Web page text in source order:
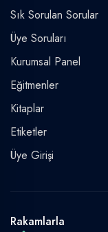
Sık Sorulan Sorular
Üye Soruları
Kurumsal Panel
Eğitmenler
Kitaplar
Etiketler
Üye Girişi
Rakamlarla